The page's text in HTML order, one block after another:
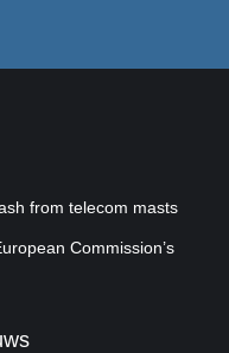
from telecom masts
Commission’s